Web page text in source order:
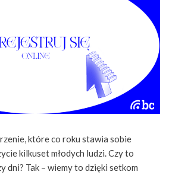
które co roku stawia sobie
kilkuset młodych ludzi. Czy to
dni? Tak – wiemy to dzięki setkom